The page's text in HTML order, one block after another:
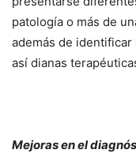
patología o más de
además de
así dianas
Mejoras en el